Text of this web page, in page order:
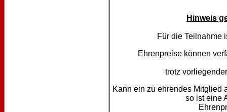
Hinweis
Für die Teilnahme
Ehrenpreise können
trotz
Kann ein zu ehrendes Mitglied
so ist eine